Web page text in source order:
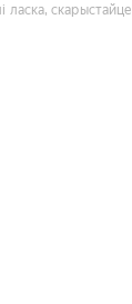
ласка, скарыстайце